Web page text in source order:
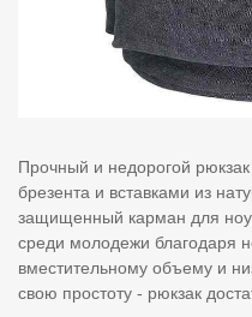
Прочный и недорогой
брезента и вставками из
защищенный карман для
среди молодежи благодаря
вместительному объему и
свою простоту - рюкзак